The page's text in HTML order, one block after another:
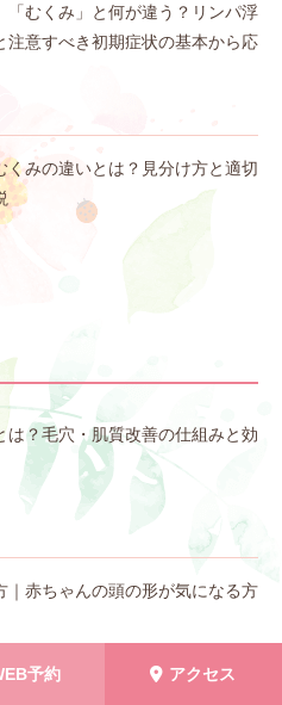
予約 アクセス
「むくみ」と何が違う？リンパ浮
注意すべき初期症状の基本から応
くみの違いとは？見分け方と適切
は？毛穴・肌質改善の仕組みと効
｜赤ちゃんの頭の形が気になる方